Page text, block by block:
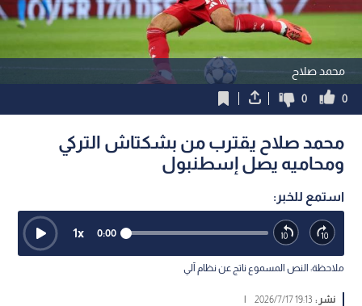
محمد صلاح
0
0
محمد صلاح يقترب من بشكتاش التركي
ومحاميه يصل إسطنبول
استمع للخبر:
0:00
1x
ملاحظة: النص المسموع ناتج عن نظام آلي
نشر :19:13 2026/7/17
|